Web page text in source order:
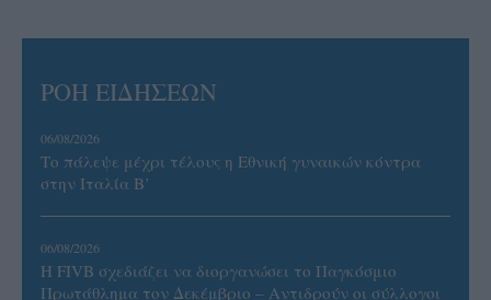
ΡΟΗ ΕΙΔΗΣΕΩΝ
06/08/2026
Το πάλεψε μέχρι τέλους η Εθνική γυναικών κόντρα
στην Ιταλία Β’
06/08/2026
Η FIVB σχεδιάζει να διοργανώσει το Παγκόσμιο
Πρωτάθλημα τον Δεκέμβριο – Αντιδρούν οι σύλλογοι